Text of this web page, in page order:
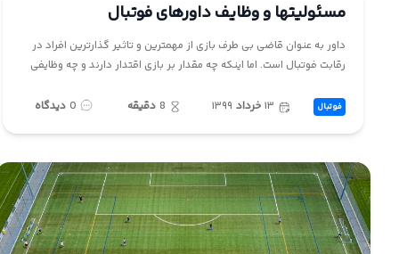
مسئولیتها و وظایف داورهای فوتبال
داور به عنوان قاضی بی طرف بازی از مهمترین و تاثیر گذارترین افراد در
رقابت فوتبال است. اما اینکه چه مقدار بر بازی اقتدار دارند و چه وظایفی
فوتبال ۱۳ خرداد ۱۳۹۹ 8 دقیقه 0 دیدگاه